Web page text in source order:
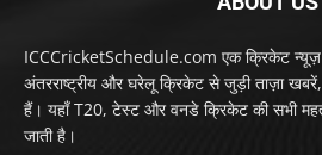
ICCCricketSchedule.com एक क्रिकेट न्यूज़
अंतरराष्ट्रीय और घरेलू क्रिकेट से जुड़ी ताज़ा
हैं। यहाँ T20, टेस्ट और वनडे क्रिकेट की सभी
जाती है।